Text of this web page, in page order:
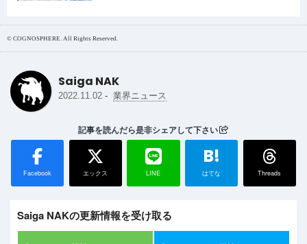
© COGNOSPHERE. All Rights Reserved.
Saiga NAK
2022.11.02 - 業界ニュース
記事を読んだら是非シェアして下さい
Facebook エックス LINE
B!
はてな Threads
Saiga NAKの更新情報を受け取る